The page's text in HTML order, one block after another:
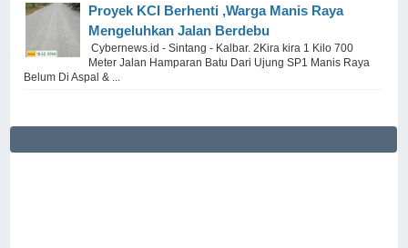
Proyek KCI Berhenti ,Warga Manis Raya
Mengeluhkan Jalan Berdebu
Cybernews.id - Sintang - Kalbar. 2Kira kira 1 Kilo 700
Meter Jalan Hamparan Batu Dari Ujung SP1 Manis Raya
Belum Di Aspal & ...